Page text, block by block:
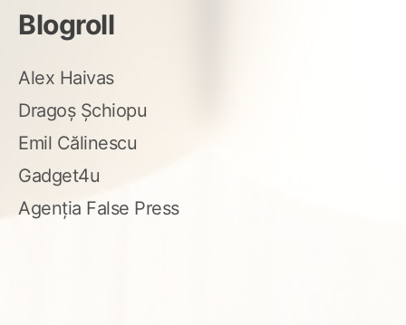
Blogroll
Alex Haivas
Dragoș Șchiopu
Emil Călinescu
Gadget4u
Agenția False Press